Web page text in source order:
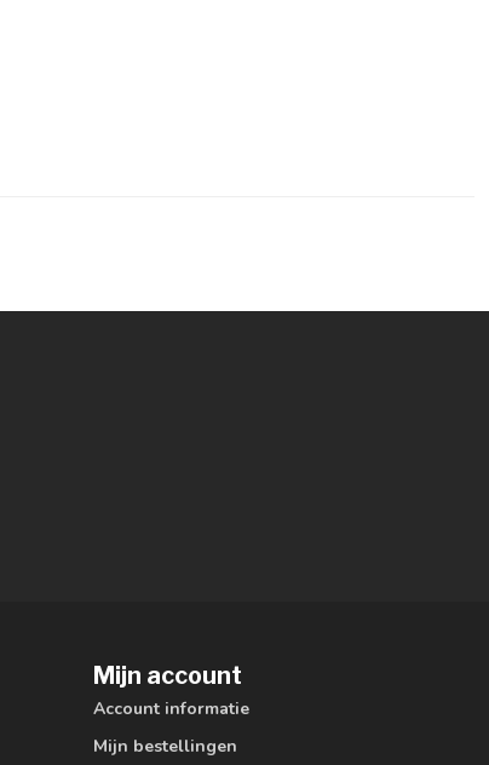
Mijn account
Account informatie
Mijn bestellingen